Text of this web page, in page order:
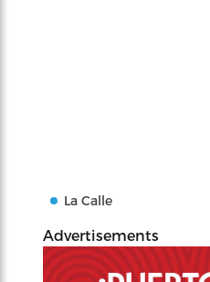
La Calle
Advertisements